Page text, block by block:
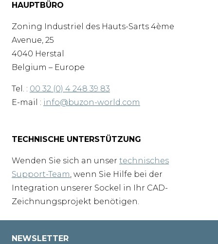
HAUPTBÜRO
Zoning Industriel des Hauts-Sarts 4ème
Avenue, 25
4040 Herstal
Belgium – Europe
Tel. : 00 32 (0) 4 248 39 83
E-mail : info@buzon-world.com
TECHNISCHE UNTERSTÜTZUNG
Wenden Sie sich an unser technisches
Support-Team, wenn Sie Hilfe bei der
Integration unserer Sockel in Ihr CAD-
Zeichnungsprojekt benötigen.
NEWSLETTER